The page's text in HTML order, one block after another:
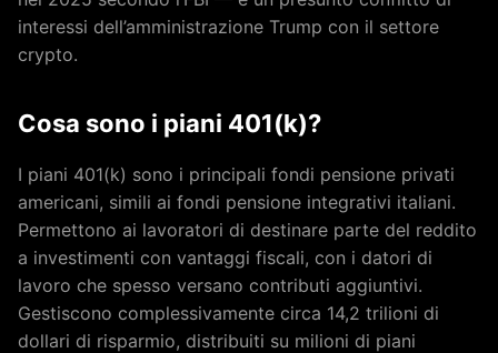
interessi dell’amministrazione Trump con il settore
crypto.
Cosa sono i piani 401(k)?
I piani 401(k) sono i principali fondi pensione privati
americani, simili ai fondi pensione integrativi italiani.
Permettono ai lavoratori di destinare parte del reddito
a investimenti con vantaggi fiscali, con i datori di
lavoro che spesso versano contributi aggiuntivi.
Gestiscono complessivamente circa 14,2 trilioni di
dollari di risparmio, distribuiti su milioni di piani